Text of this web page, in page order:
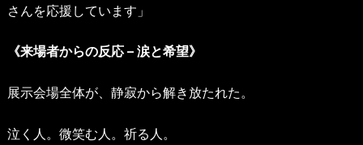
さんを応援しています」
《来場者からの反応 – 涙と希望》
展示会場全体が、静寂から解き放たれた。
泣く人。微笑む人。祈る人。